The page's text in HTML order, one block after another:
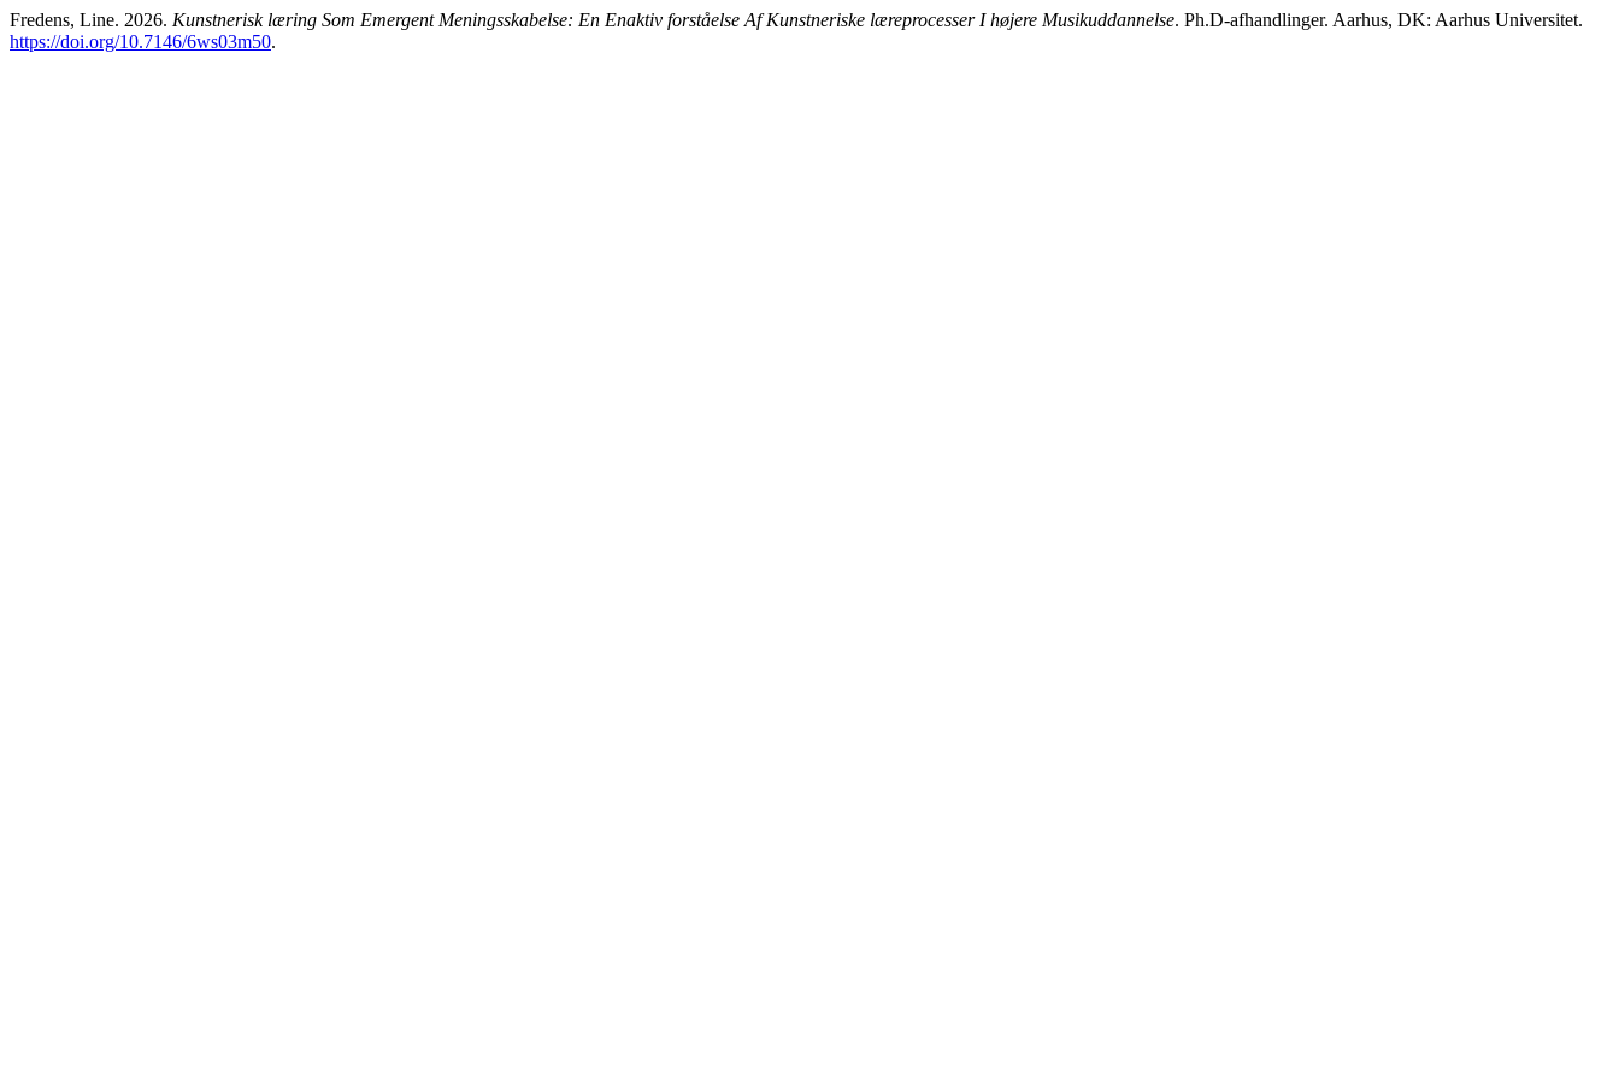
Fredens, Line. 2026. Kunstnerisk læring Som Emergent Meningsskabelse: En Enaktiv forståelse Af Kunstneriske læreprocesser I højere Musikuddannelse. Ph.D-afhandlinger. Aarhus, DK: Aarhus Universitet.
https://doi.org/10.7146/6ws03m50.